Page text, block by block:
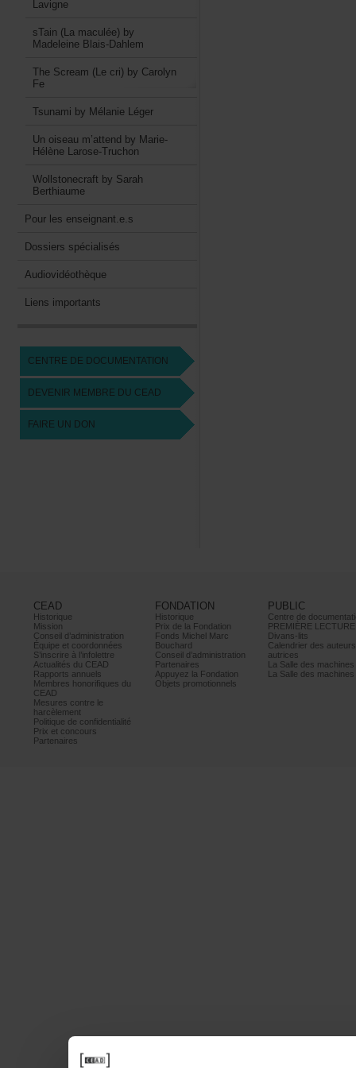
Lavigne
sTain(Lamaculée)by
MadeleineBlais-Dahlem
TheScream(Lecri)byCarolyn
Fe
TsunamibyMélanieLéger
Unoiseaum’attendbyMarie-
HélèneLarose-Truchon
WollstonecraftbySarah
Berthiaume
Pourlesenseignant.e.s
Dossiersspécialisés
Audiovidéothèque
Liensimportants
CENTREDEDOCUMENTATION
DEVENIRMEMBREDUCEAD
FAIREUNDON
CEAD
Historique
Mission
Conseild’administration
Équipeetcoordonnées
S’inscrireàl’infolettre
ActualitésduCEAD
Rapportsannuels
Membreshonorifiquesdu
CEAD
Mesurescontrele
harcèlement
Politiquedeconfidentialité
Prixetconcours
Partenaires
FONDATION
Historique
PrixdelaFondation
FondsMichelMarc
Bouchard
Conseild’administration
Partenaires
AppuyezlaFondation
Objetspromotionnels
PUBLIC
PREMIÈRELECTURE
Divans-lits
autrices